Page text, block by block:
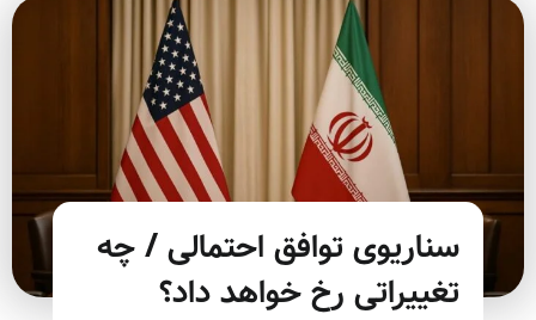
سناریوی توافق احتمالی / چه
تغییراتی رخ خواهد داد؟